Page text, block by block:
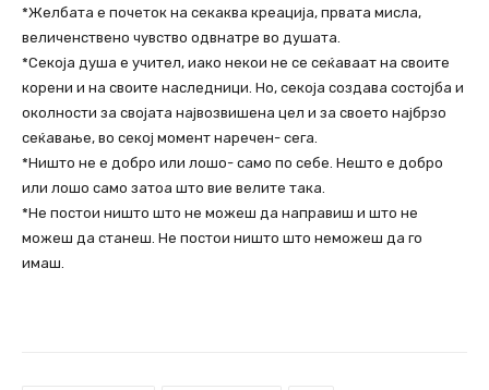
*Желбата е почеток на секаква креација, првата мисла,
величенствено чувство одвнатре во душата.
*Секоја душа е учител, иако некои не се сеќаваат на своите
корени и на своите наследници. Но, секоја создава состојба и
околности за својата највозвишена цел и за своето најбрзо
сеќавање, во секој момент наречен- сега.
*Ништо не е добро или лошо- само по себе. Нешто е добро
или лошо само затоа што вие велите така.
*Не постои ништо што не можеш да направиш и што не
можеш да станеш. Не постои ништо што неможеш да го
имаш.